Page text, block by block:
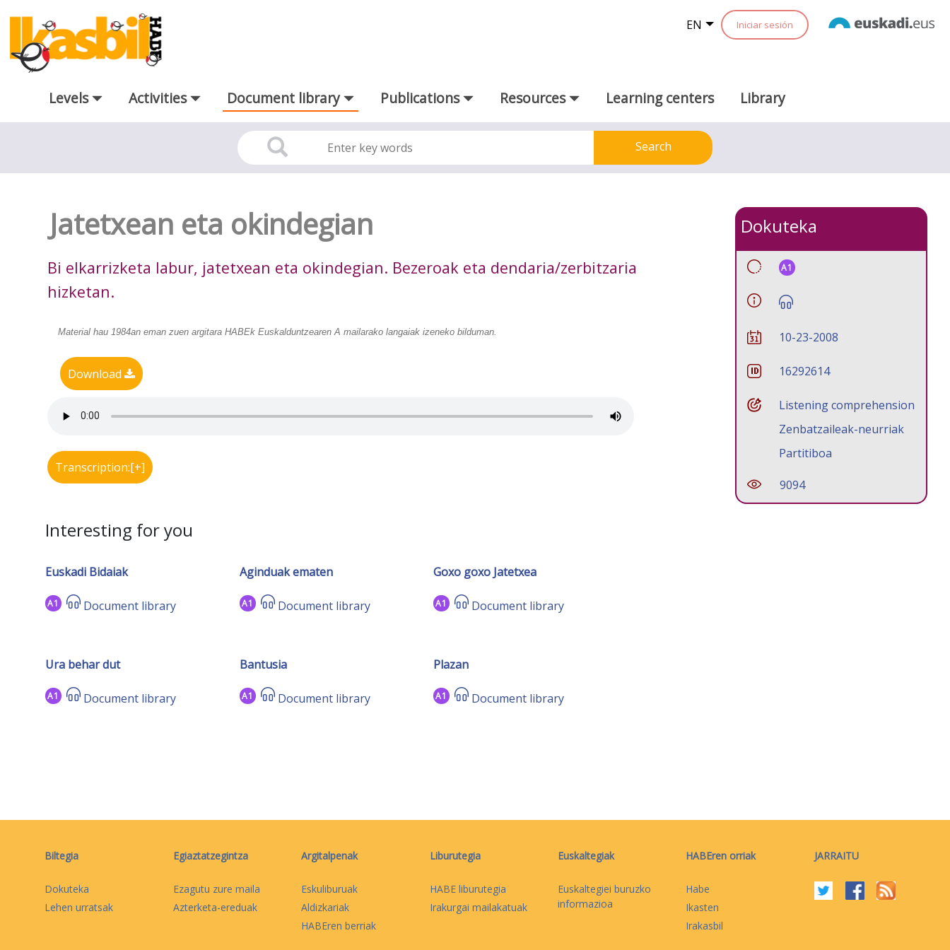
Skip to Main Content
EN Iniciar sesión
Levels Activities Document library Publications Resources Learning centers Library
Search
Jatetxean eta okindegian
Bi elkarrizketa labur, jatetxean eta okindegian. Bezeroak eta dendaria/zerbitzaria
hizketan.
Material hau 1984an eman zuen argitara HABEk Euskalduntzearen A mailarako langaiak izeneko bilduman.
Download
Transcription:[+]
Interesting for you
Euskadi Bidaiak
A1 Document library
Aginduak ematen
A1 Document library
Goxo goxo Jatetxea
A1 Document library
Ura behar dut
A1 Document library
Bantusia
A1 Document library
Plazan
A1 Document library
Dokuteka
A1
10-23-2008
16292614
Listening comprehension
Zenbatzaileak-neurriak
Partitiboa
9094
Biltegia
Dokuteka
Lehen urratsak
Egiaztatzegintza
Ezagutu zure maila
Azterketa-ereduak
Argitalpenak
Eskuliburuak
Aldizkariak
HABEren berriak
Liburutegia
HABE liburutegia
Irakurgai mailakatuak
Euskaltegiak
Euskaltegiei buruzko
informazioa
HABEren orriak
Habe
Ikasten
Irakasbil
JARRAITU